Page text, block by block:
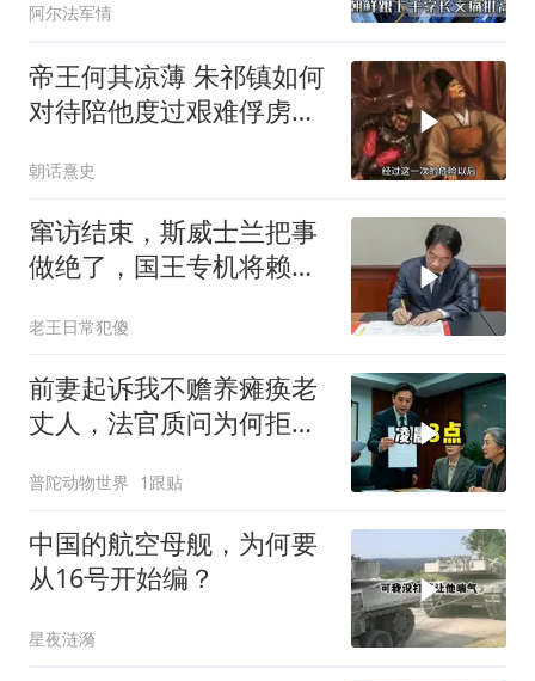
阿尔法军情
帝王何其凉薄 朱祁镇如何
对待陪他度过艰难俘虏生
朝话熹史
窜访结束，斯威士兰把事
做绝了，国王专机将赖清
老王日常犯傻
前妻起诉我不赡养瘫痪老
丈人，法官质问为何拒不
普陀动物世界 1跟贴
中国的航空母舰，为何要
从16号开始编？
星夜涟漪